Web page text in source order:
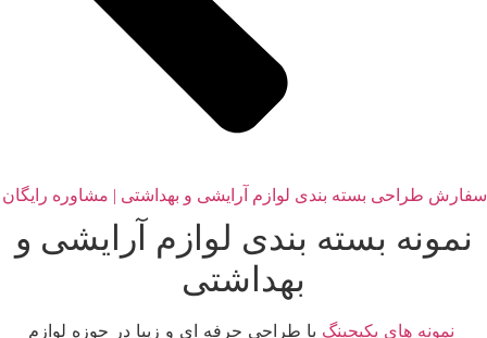
سفارش طراحی بسته بندی لوازم آرایشی و بهداشتی | مشاوره رایگان
نمونه بسته بندی لوازم آرایشی و
بهداشتی
نمونه های پکیجینگ با طراحی حرفه ای و زیبا در حوزه لوازم